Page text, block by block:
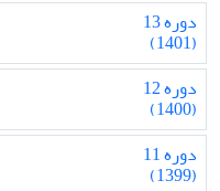
دوره 13
(1401)
دوره 12
(1400)
دوره 11
(1399)